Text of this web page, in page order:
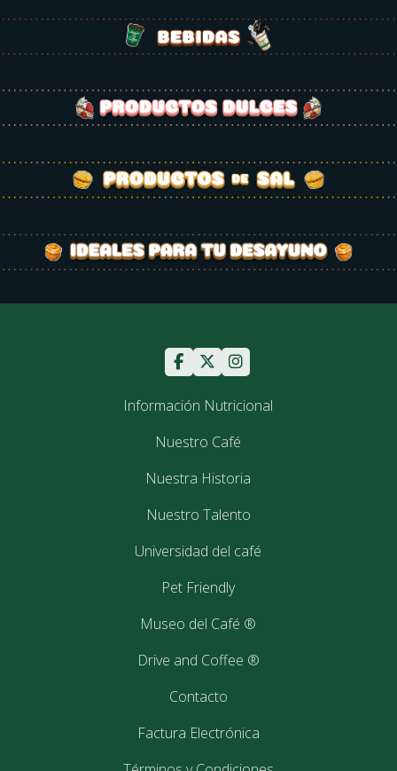
Información Nutricional
Nuestro Café
Nuestra Historia
Nuestro Talento
Universidad del café
Pet Friendly
Museo del Café ®
Drive and Coffee ®
Contacto
Factura Electrónica